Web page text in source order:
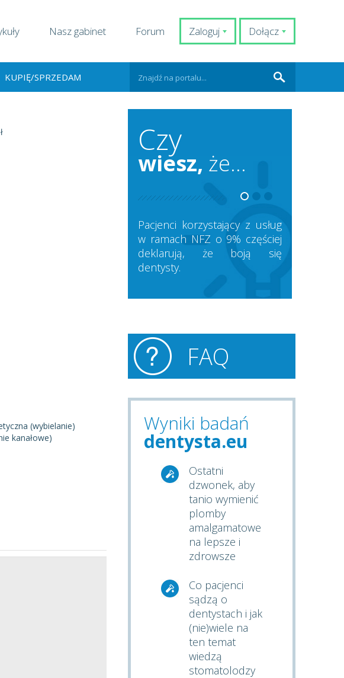
Dołącz
Zaloguj
Nasz gabinet Forum
KUPIĘ/SPRZEDAM
(wybielanie)
kanałowe)
Czy
wiesz, że...
Pacjenci korzystający z usług
w ramach NFZ o 9% częściej
deklarują, że boją się
dentysty.
FAQ
Wyniki badań
dentysta.eu
Ostatni
dzwonek, aby
tanio wymienić
plomby
amalgamatowe
na lepsze i
zdrowsze
Co pacjenci
sądzą o
dentystach i jak
(nie)wiele na
ten temat
wiedzą
stomatolodzy